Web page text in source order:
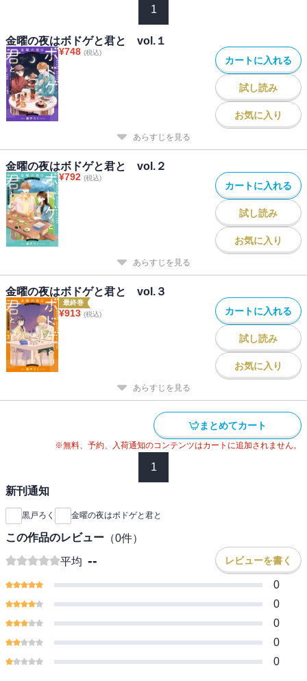
1
金曜の夜はボドゲと君と vol.１
¥748 (税込)
カートに入れる
試し読み
お気に入り
あらすじを見る
金曜の夜はボドゲと君と vol.２
¥792 (税込)
カートに入れる
試し読み
お気に入り
あらすじを見る
金曜の夜はボドゲと君と vol.３
最終巻
¥913 (税込) カートに入れる
試し読み
お気に入り
あらすじを見る
まとめてカート
※無料、予約、入荷通知のコンテンツはカートに追加されません。
1
新刊通知
黒戸ろく 金曜の夜はボドゲと君と
この作品のレビュー （0件）
平均 -- レビューを書く
0
0
0
0
0